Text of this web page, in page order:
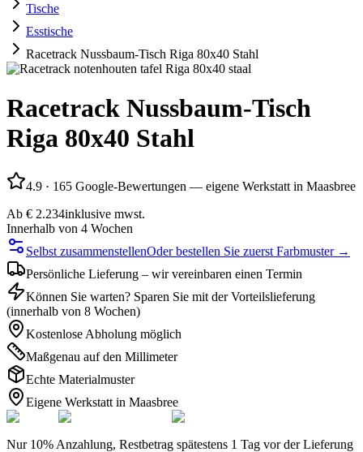
Tische
Esstische
Racetrack Nussbaum-Tisch Riga 80x40 Stahl
Racetrack Nussbaum-Tisch
Riga 80x40 Stahl
4.9 · 165 Google-Bewertungen — eigene Werkstatt in Maasbree
Ab € 2.234inklusive mwst.
Innerhalb von 4 Wochen
Selbst zusammenstellenOder bestellen Sie zuerst Farbmuster →
Persönliche Lieferung – wir vereinbaren einen Termin
Können Sie warten? Sparen Sie mit der Vorteilslieferung
(innerhalb von 8 Wochen)
Kostenlose Abholung möglich
Maßgenau auf den Millimeter
Echte Materialmuster
Eigene Werkstatt in Maasbree
Nur 10% Anzahlung, Restbetrag spätestens 1 Tag vor der Lieferung